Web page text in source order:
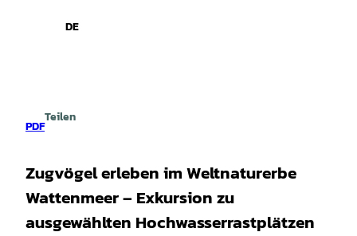
Gebärdensprache
DE
PDF
Teilen
Zugvögel erleben im Weltnaturerbe
Wattenmeer – Exkursion zu
ausgewählten Hochwasserrastplätzen